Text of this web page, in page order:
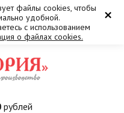
×
файлы cookies, чтобы
удобной.
с использованием
о файлах cookies.
рублей